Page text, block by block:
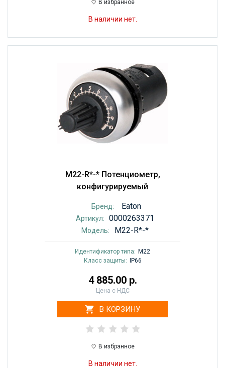
В избранное
В наличии нет.
M22-R*-* Потенциометр,
конфигурируемый
Бренд: Eaton
Артикул: 0000263371
Модель: M22-R*-*
Идентификатор типа: M22
Класс защиты:
IP66
4 885.00 р.
Цена с НДС
В КОРЗИНУ
В избранное
В наличии нет.